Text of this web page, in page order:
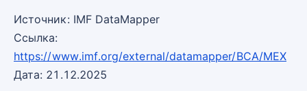
Источник: IMF DataMapper
Ссылка:
https://www.imf.org/external/datamapper/BCA/MEX
Дата: 21.12.2025